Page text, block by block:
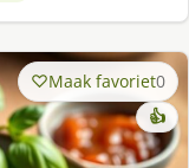
Maak favoriet0
👍